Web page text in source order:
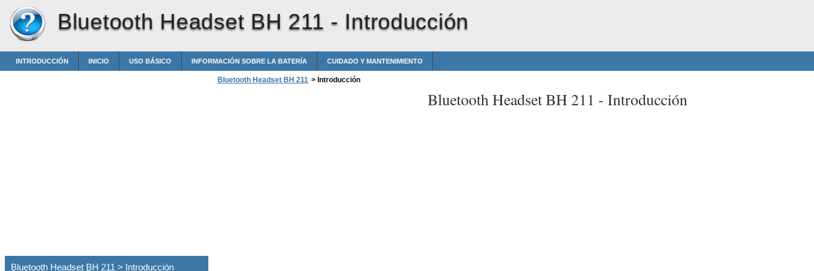
Bluetooth Headset BH 211 - Introducción
INTRODUCCIÓN INICIO USO BÁSICO INFORMACIÓN SOBRE LA BATERÍA CUIDADO Y MANTENIMIENTO
Bluetooth Headset BH 211 > Introducción
Bluetooth Headset BH 211 - Introducción
Bluetooth Headset BH 211 > Introducción